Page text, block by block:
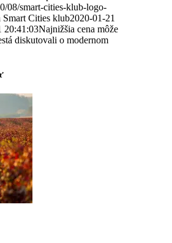
08/smart-cities-klub-logo-
Smart Cities klub2020-01-21
20:41:03Najnižšia cena môže
diskutovali o modernom